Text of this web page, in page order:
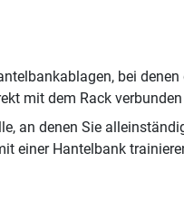
bei denen
mit dem Rack
an denen Sie
einer Hantelbank